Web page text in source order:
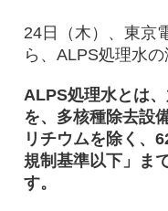
24日（木）、東京
ら、ALPS処理水
ALPS処理水とは
を、多核種除去設
リチウムを除く、
規制基準以下」ま
す。